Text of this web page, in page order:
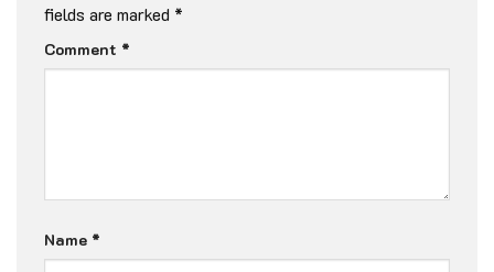
fields are marked *
Comment *
Name *